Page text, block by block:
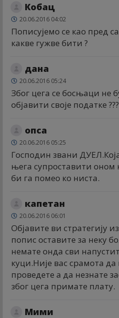
Кобац
20.06.2016 04:02
Пописујемо се као пред
какве гужве бити ?
дана
20.06.2016 05:24
Због цега се босњаци не
објавити своје податке ???
опса
20.06.2016 05:25
Господин звани
њега супроставити
би га помео ко ниста.
капетан
20.06.2016 06:01
Објавите ви стратегију
попис оставите за неку
немате онда сви
куци.Није вас срамота
проведете а да незнате
због цега примате плату.
Мими